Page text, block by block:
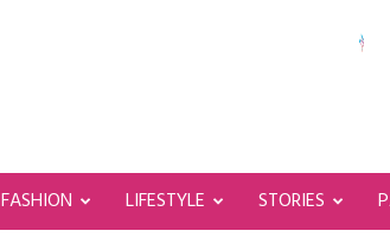
FASHION LIFESTYLE STORIES